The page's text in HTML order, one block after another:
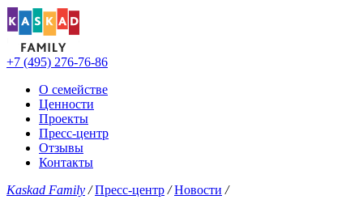
+7 (495) 276-76-86
О семействе
Ценности
Проекты
Пресс-центр
Отзывы
Контакты
Kaskad Family / Пресс-центр / Новости /